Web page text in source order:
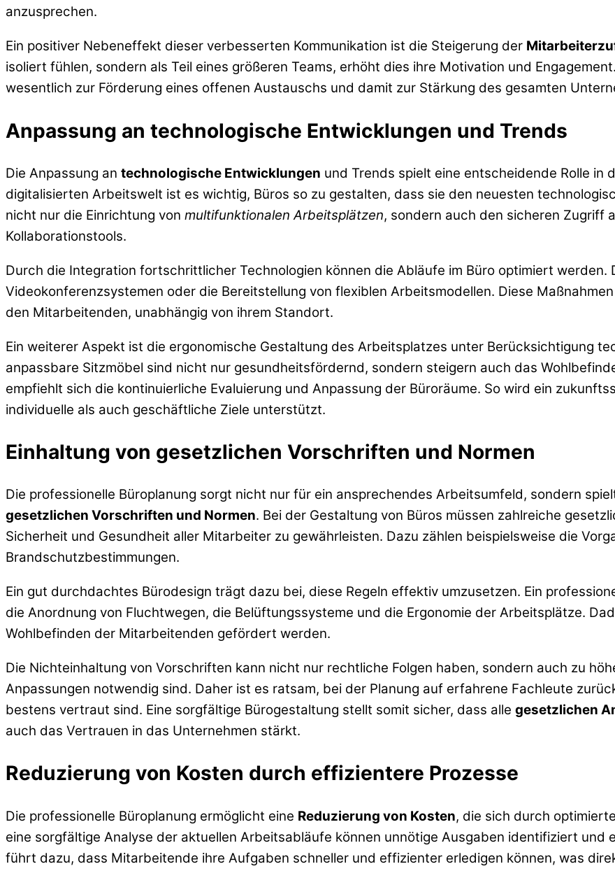
anzusprechen.
Ein positiver Nebeneffekt dieser verbesserten Kommunikation ist die Steigerung der
isoliert fühlen, sondern als Teil eines größeren Teams, erhöht dies ihre Motivation und
wesentlich zur Förderung eines offenen Austauschs und damit zur Stärkung des gesamten
Anpassung an technologische Entwicklungen und Trends
Die Anpassung an technologische Entwicklungen und Trends spielt eine entscheidende Rolle in
digitalisierten Arbeitswelt ist es wichtig, Büros so zu gestalten, dass sie den neuesten
nicht nur die Einrichtung von multifunktionalen Arbeitsplätzen, sondern auch den sicheren Zugriff
Kollaborationstools.
Durch die Integration fortschrittlicher Technologien können die Abläufe im Büro optimiert werden.
Videokonferenzsystemen oder die Bereitstellung von flexiblen Arbeitsmodellen. Diese
den Mitarbeitenden, unabhängig von ihrem Standort.
Ein weiterer Aspekt ist die ergonomische Gestaltung des Arbeitsplatzes unter Berücksichtigung
anpassbare Sitzmöbel sind nicht nur gesundheitsfördernd, sondern steigern auch das
empfiehlt sich die kontinuierliche Evaluierung und Anpassung der Büroräume. So wird ein
individuelle als auch geschäftliche Ziele unterstützt.
Einhaltung von gesetzlichen Vorschriften und Normen
Die professionelle Büroplanung sorgt nicht nur für ein ansprechendes Arbeitsumfeld, sondern
gesetzlichen Vorschriften und Normen. Bei der Gestaltung von Büros müssen zahlreiche
Sicherheit und Gesundheit aller Mitarbeiter zu gewährleisten. Dazu zählen beispielsweise die
Brandschutzbestimmungen.
Ein gut durchdachtes Bürodesign trägt dazu bei, diese Regeln effektiv umzusetzen. Ein
die Anordnung von Fluchtwegen, die Belüftungssysteme und die Ergonomie der Arbeitsplätze.
Wohlbefinden der Mitarbeitenden gefördert werden.
Die Nichteinhaltung von Vorschriften kann nicht nur rechtliche Folgen haben, sondern auch zu
Anpassungen notwendig sind. Daher ist es ratsam, bei der Planung auf erfahrene Fachleute
bestens vertraut sind. Eine sorgfältige Bürogestaltung stellt somit sicher, dass alle gesetzlichen
auch das Vertrauen in das Unternehmen stärkt.
Reduzierung von Kosten durch effizientere Prozesse
Die professionelle Büroplanung ermöglicht eine Reduzierung von Kosten, die sich durch
eine sorgfältige Analyse der aktuellen Arbeitsabläufe können unnötige Ausgaben identifiziert
führt dazu, dass Mitarbeitende ihre Aufgaben schneller und effizienter erledigen können, was